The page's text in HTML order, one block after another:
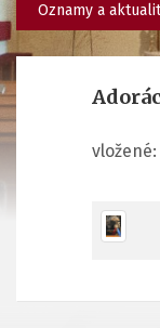
Oznamy a
vložené: